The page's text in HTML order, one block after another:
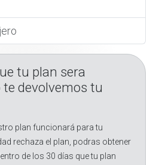
tu plan sera
te devolvemos tu
plan funcionará para tu
rechaza el plan, podras obtener
de los 30 días que tu plan